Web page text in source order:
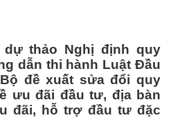
thảo Nghị định quy
dẫn thi hành Luật Đầu
đề xuất sửa đổi quy
ưu đãi đầu tư, địa bàn
đãi, hỗ trợ đầu tư đặc